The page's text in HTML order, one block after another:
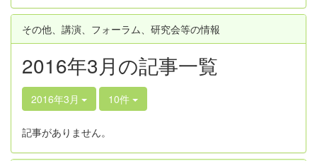
その他、講演、フォーラム、研究会等の情報
2016年3月の記事一覧
2016年3月 10件
記事がありません。